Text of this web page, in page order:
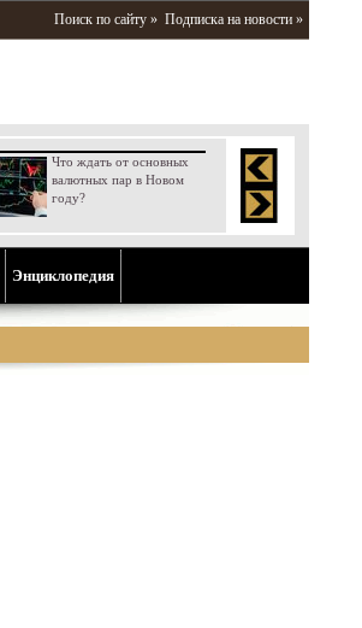
Поиск по сайту » Подписка на новости »
Что ждать от основных
валютных пар в Новом
году?
Энциклопедия